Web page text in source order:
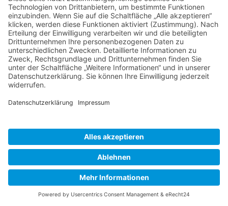
Projekte
Werk AG
Wissenschaften-AG
Datenschutzerklärung
Impressum
Website Administration